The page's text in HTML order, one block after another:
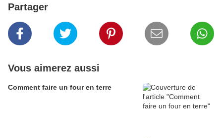
Partager
Vous aimerez aussi
Comment faire un four en terre